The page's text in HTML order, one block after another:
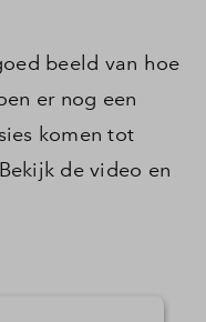
beeld van hoe
er nog een
komen tot
de video en